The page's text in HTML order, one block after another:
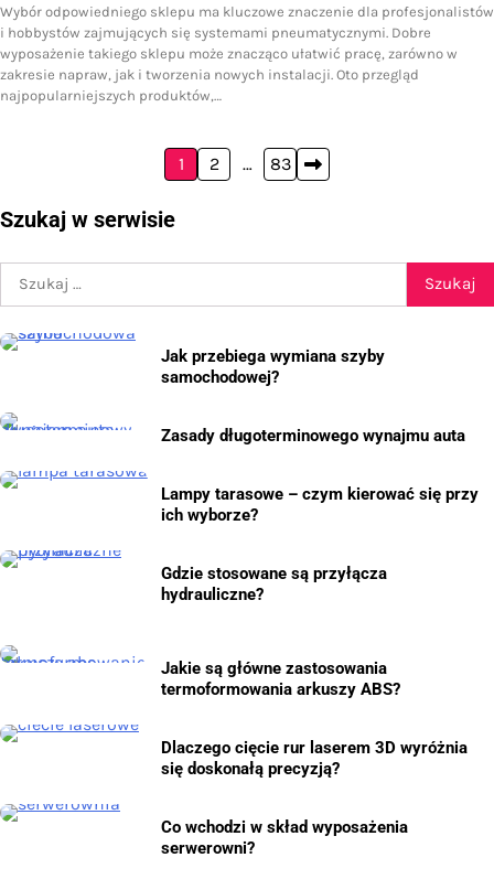
Wybór odpowiedniego sklepu ma kluczowe znaczenie dla profesjonalistów
i hobbystów zajmujących się systemami pneumatycznymi. Dobre
wyposażenie takiego sklepu może znacząco ułatwić pracę, zarówno w
zakresie napraw, jak i tworzenia nowych instalacji. Oto przegląd
najpopularniejszych produktów,…
wpisów
1 2 … 83
Szukaj w serwisie
Szukaj:
Jak przebiega wymiana szyby
samochodowej?
Zasady długoterminowego wynajmu auta
Lampy tarasowe – czym kierować się przy
ich wyborze?
Gdzie stosowane są przyłącza
hydrauliczne?
Jakie są główne zastosowania
termoformowania arkuszy ABS?
Dlaczego cięcie rur laserem 3D wyróżnia
się doskonałą precyzją?
Co wchodzi w skład wyposażenia
serwerowni?